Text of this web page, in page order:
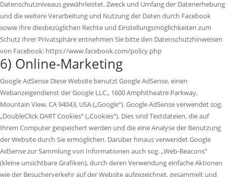
Datenschutzniveaus gewährleistet. Zweck und Umfang der Datenerhebung
und die weitere Verarbeitung und Nutzung der Daten durch Facebook
sowie Ihre diesbezüglichen Rechte und Einstellungsmöglichkeiten zum
Schutz Ihrer Privatsphäre entnehmen Sie bitte den Datenschutzhinweisen
von Facebook: https://www.facebook.com/policy.php
6) Online-Marketing
Google AdSense Diese Website benutzt Google AdSense, einen
Webanzeigendienst der Google LLC., 1600 Amphitheatre Parkway,
Mountain View, CA 94043, USA („Google“). Google AdSense verwendet sog.
„DoubleClick DART Cookies“ („Cookies“). Dies sind Textdateien, die auf
Ihrem Computer gespeichert werden und die eine Analyse der Benutzung
der Website durch Sie ermöglichen. Darüber hinaus verwendet Google
AdSense zur Sammlung von Informationen auch sog. „Web-Beacons“
(kleine unsichtbare Grafiken), durch deren Verwendung einfache Aktionen
wie der Besucherverkehr auf der Website aufgezeichnet, gesammelt und